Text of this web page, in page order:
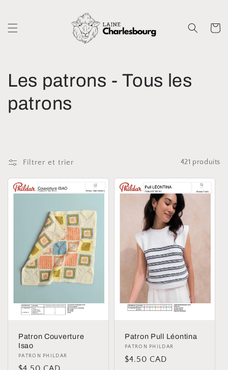
contenu
Panier
C
o
e
c
Les patrons - Tous les
patrons
Filtrer et trier 421 produits
Patron Couverture
Isao
Distributeur :
PATRON PHILDAR
Patron Pull Léontina
Distributeur :
PATRON PHILDAR
Prix
$4.50 CAD